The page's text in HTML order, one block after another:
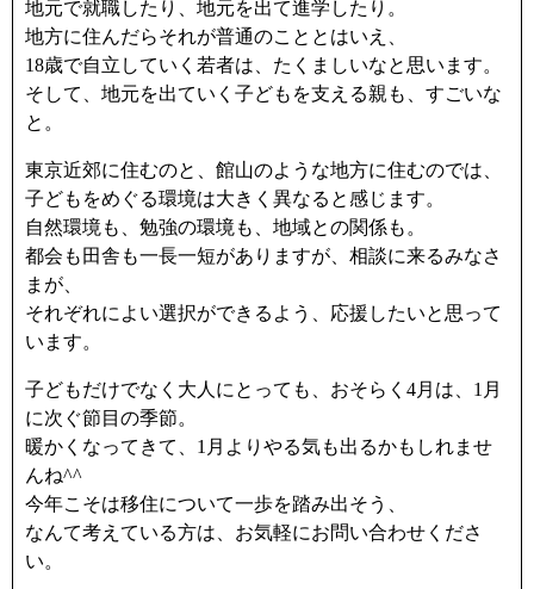
地元で就職したり、地元を出て進学したり。
地方に住んだらそれが普通のこととはいえ、
18歳で自立していく若者は、たくましいなと思います。
そして、地元を出ていく子どもを支える親も、すごいな
と。
東京近郊に住むのと、館山のような地方に住むのでは、
子どもをめぐる環境は大きく異なると感じます。
自然環境も、勉強の環境も、地域との関係も。
都会も田舎も一長一短がありますが、相談に来るみなさ
まが、
それぞれによい選択ができるよう、応援したいと思って
います。
子どもだけでなく大人にとっても、おそらく4月は、1月
に次ぐ節目の季節。
暖かくなってきて、1月よりやる気も出るかもしれませ
んね^^
今年こそは移住について一歩を踏み出そう、
なんて考えている方は、お気軽にお問い合わせくださ
い。